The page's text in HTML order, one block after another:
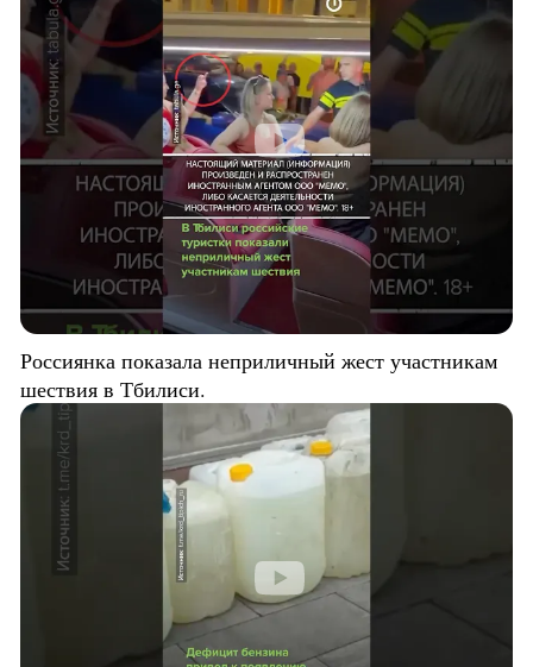
Россиянка показала неприличный жест участникам
шествия в Тбилиси.